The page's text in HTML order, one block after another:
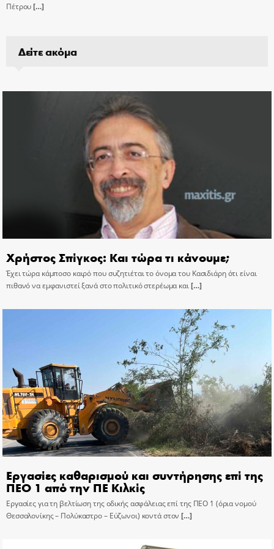
Πέτρου[…]
Δείτε ακόμα
Χρήστος Σπίγκος: Και τώρα τι κάνουμε;
Έχει τώρα κάμποσο καιρό που συζητιέται το όνομα του Κασιδιάρη ότι είναι
πιθανό να εμφανιστεί ξανά στο πολιτικό στερέωμα και[…]
Εργασίες καθαρισμού και συντήρησης επί της
ΠΕΟ 1 από την ΠΕ Κιλκίς
Εργασίες για τη βελτίωση της οδικής ασφάλειας επί της ΠΕΟ 1 (όρια νομού
Θεσσαλονίκης – Πολύκαστρο – Εύζωνοι) κοντά στον […]